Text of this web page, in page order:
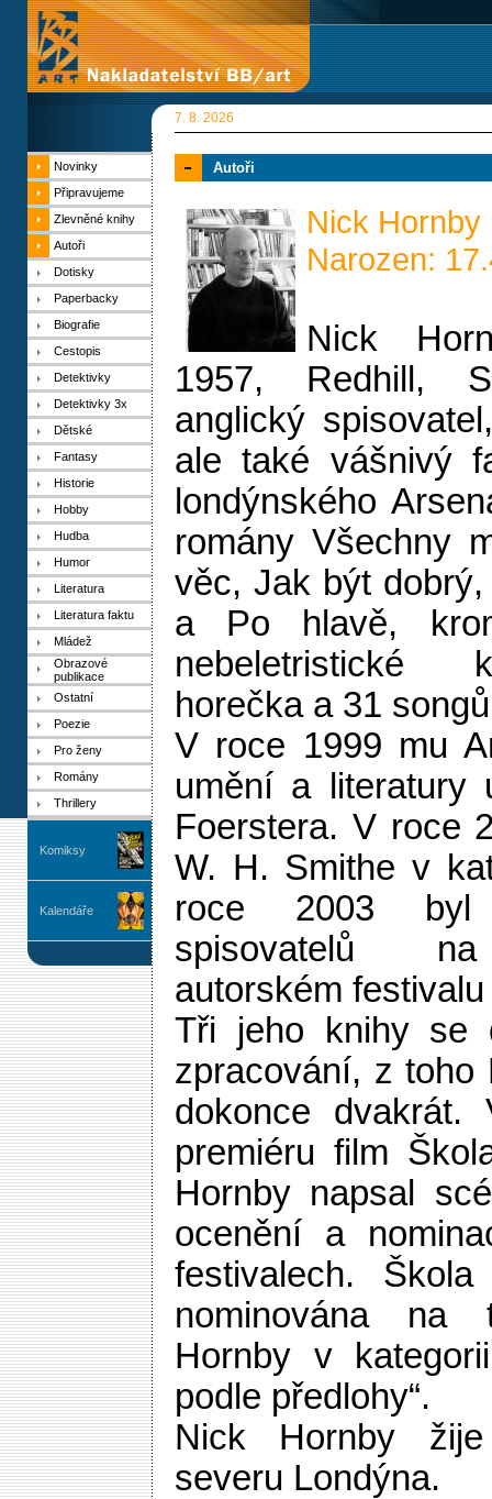
7. 8. 2026
Novinky
Připravujeme
Zlevněné knihy
Autoři
Dotisky
Paperbacky
Biografie
Cestopis
Detektivky
Detektivky 3x
Dětské
Fantasy
Historie
Hobby
Hudba
Humor
Literatura
Literatura faktu
Mládež
Obrazové
publikace
Ostatní
Poezie
Pro ženy
Romány
Thrillery
Komiksy
Kalendáře
Autoři
Nick Hornby
Narozen:
Nick
1957, Redhill,
anglický
ale také vášnivý
londýnského
romány Všechny
věc, Jak být
a Po hlavě,
nebeletristické
horečka a 31
V roce 1999 mu
umění a literatury
Foerstera. V roce
W. H. Smithe v
roce 2003 byl
spisovatelů na
autorském
Tři jeho knihy se
zpracování, z toho
dokonce
premiéru film
Hornby napsal
ocenění a
festivalech.
nominována na
Hornby v
podle předlohy“.
Nick Hornby
severu Londýna.